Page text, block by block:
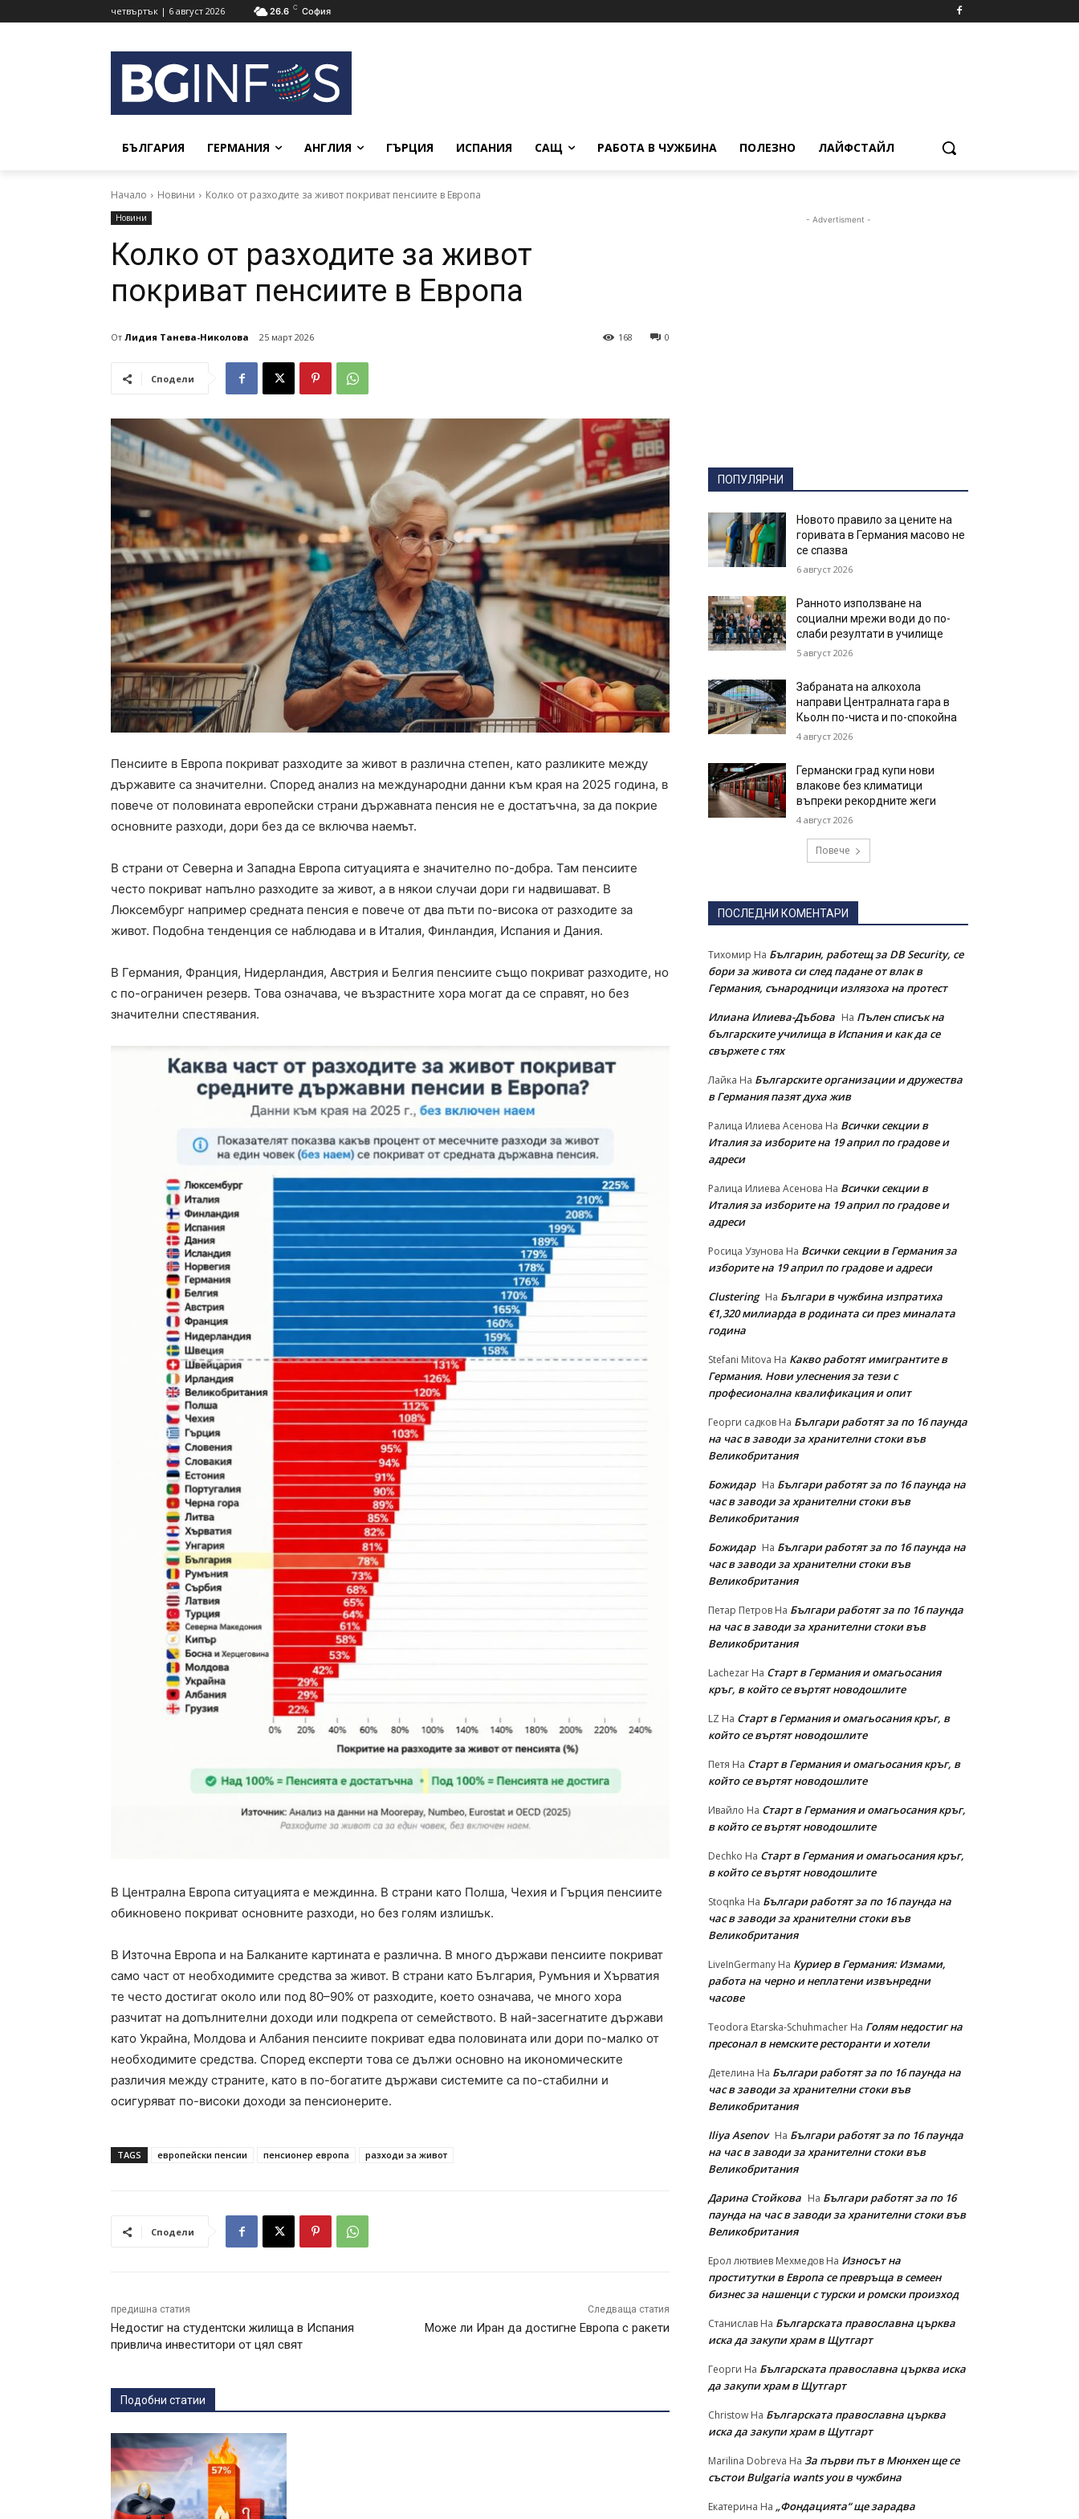
четвъртък | 6 август 2026 26.6 C София
БЪЛГАРИЯ ГЕРМАНИЯ АНГЛИЯ ГЪРЦИЯ ИСПАНИЯ САЩ РАБОТА В ЧУЖБИНА ПОЛЕЗНО ЛАЙФСТАЙЛ
Начало Новини Колко от разходите за живот покриват пенсиите в Европа
Новини
Колко от разходите за живот
покриват пенсиите в Европа
От Лидия Танева-Николова 25 март 2026 0
168
Сподели
Пенсиите в Европа покриват разходите за живот в различна степен, като разликите между
държавите са значителни. Според анализ на международни данни към края на 2025 година, в
повече от половината европейски страни държавната пенсия не е достатъчна, за да покрие
основните разходи, дори без да се включва наемът.
В страни от Северна и Западна Европа ситуацията е значително по-добра. Там пенсиите
често покриват напълно разходите за живот, а в някои случаи дори ги надвишават. В
Люксембург например средната пенсия е повече от два пъти по-висока от разходите за
живот. Подобна тенденция се наблюдава и в Италия, Финландия, Испания и Дания.
В Германия, Франция, Нидерландия, Австрия и Белгия пенсиите също покриват разходите, но
с по-ограничен резерв. Това означава, че възрастните хора могат да се справят, но без
значителни спестявания.
В Централна Европа ситуацията е междинна. В страни като Полша, Чехия и Гърция пенсиите
обикновено покриват основните разходи, но без голям излишък.
В Източна Европа и на Балканите картината е различна. В много държави пенсиите покриват
само част от необходимите средства за живот. В страни като България, Румъния и Хърватия
те често достигат около или под 80–90% от разходите, което означава, че много хора
разчитат на допълнителни доходи или подкрепа от семейството. В най-засегнатите държави
като Украйна, Молдова и Албания пенсиите покриват едва половината или дори по-малко от
необходимите средства. Според експерти това се дължи основно на икономическите
различия между страните, като в по-богатите държави системите са по-стабилни и
осигуряват по-високи доходи за пенсионерите.
TAGS европейски пенсии пенсионер европа разходи за живот
Сподели
предишна статия
Недостиг на студентски жилища в Испания
привлича инвеститори от цял свят
Следваща статия
Може ли Иран да достигне Европа с ракети
Подобни статии
- Advertisment -
ПОПУЛЯРНИ
Новото правило за цените на
горивата в Германия масово не
се спазва
6 август 2026
Ранното използване на
социални мрежи води до по-
слаби резултати в училище
5 август 2026
Забраната на алкохола
направи Централната гара в
Кьолн по-чиста и по-спокойна
4 август 2026
Германски град купи нови
влакове без климатици
въпреки рекордните жеги
4 август 2026
Повече
ПОСЛЕДНИ КОМЕНТАРИ
Тихомир На Българин, работещ за DB Security, се
бори за живота си след падане от влак в
Германия, сънародници излязоха на протест
Илиана Илиева-Дъбова На Пълен списък на
българските училища в Испания и как да се
свържете с тях
Лайка На Българските организации и дружества
в Германия пазят духа жив
Ралица Илиева Асенова На Всички секции в
Италия за изборите на 19 април по градове и
адреси
Ралица Илиева Асенова На Всички секции в
Италия за изборите на 19 април по градове и
адреси
Росица Узунова На Всички секции в Германия за
изборите на 19 април по градове и адреси
Clustering На Българи в чужбина изпратиха
€1,320 милиарда в родината си през миналата
година
Stefani Mitova На Какво работят имигрантите в
Германия. Нови улеснeния за тези с
професионална квалификация и опит
Георги садков На Българи работят за по 16 паунда
на час в заводи за хранителни стоки във
Великобритания
Божидар На Българи работят за по 16 паунда на
час в заводи за хранителни стоки във
Великобритания
Божидар На Българи работят за по 16 паунда на
час в заводи за хранителни стоки във
Великобритания
Петар Петров На Българи работят за по 16 паунда
на час в заводи за хранителни стоки във
Великобритания
Lachezar На Старт в Германия и омагьосания
кръг, в който се въртят новодошлите
LZ На Старт в Германия и омагьосания кръг, в
който се въртят новодошлите
Петя На Старт в Германия и омагьосания кръг, в
който се въртят новодошлите
Ивайло На Старт в Германия и омагьосания кръг,
в който се въртят новодошлите
Dechko На Старт в Германия и омагьосания кръг,
в който се въртят новодошлите
Stoqnka На Българи работят за по 16 паунда на
час в заводи за хранителни стоки във
Великобритания
LiveInGermany На Куриер в Германия: Измами,
работа на черно и неплатени извънредни
часове
Teodora Etarska-Schuhmacher На Голям недостиг на
пресонал в немските ресторанти и хотели
Детелина На Българи работят за по 16 паунда на
час в заводи за хранителни стоки във
Великобритания
Iliya Asenov На Българи работят за по 16 паунда
на час в заводи за хранителни стоки във
Великобритания
Дарина Стойкова На Българи работят за по 16
паунда на час в заводи за хранителни стоки във
Великобритания
Ерол лютвиев Мехмедов На Износът на
проститутки в Европа се превръща в семеен
бизнес за нашенци с турски и ромски произход
Станислав На Българската православна църква
иска да закупи храм в Щутгарт
Георги На Българската православна църква иска
да закупи храм в Щутгарт
Christow На Българската православна църква
иска да закупи храм в Щутгарт
Marilina Dobreva На За първи път в Мюнхен ще се
състои Bulgaria wants you в чужбина
Екатерина На „Фондацията“ ще зарадва